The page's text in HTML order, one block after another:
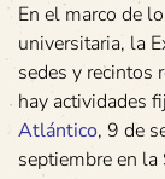
En el marco de
universitaria, la
sedes y recintos
hay actividades
Atlántico, 9 de
septiembre en la